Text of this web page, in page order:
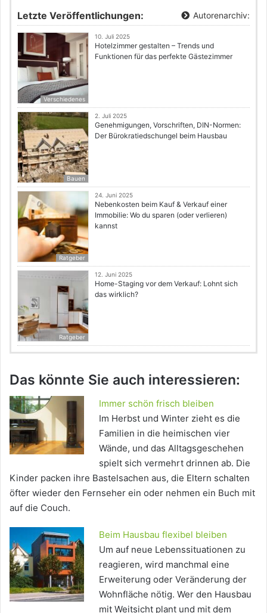
Letzte Veröffentlichungen: Autorenarchiv:
Verschiedenes
10. Juli 2025
Hotelzimmer gestalten – Trends und
Funktionen für das perfekte Gästezimmer
Bauen
2. Juli 2025
Genehmigungen, Vorschriften, DIN-Normen:
Der Bürokratiedschungel beim Hausbau
Ratgeber
24. Juni 2025
Nebenkosten beim Kauf & Verkauf einer
Immobilie: Wo du sparen (oder verlieren)
kannst
Ratgeber
12. Juni 2025
Home-Staging vor dem Verkauf: Lohnt sich
das wirklich?
Das könnte Sie auch interessieren:
Immer schön frisch bleiben
Im Herbst und Winter zieht es die
Familien in die heimischen vier
Wände, und das Alltagsgeschehen
spielt sich vermehrt drinnen ab. Die
Kinder packen ihre Bastelsachen aus, die Eltern schalten
öfter wieder den Fernseher ein oder nehmen ein Buch mit
auf die Couch.
Beim Hausbau flexibel bleiben
Um auf neue Lebenssituationen zu
reagieren, wird manchmal eine
Erweiterung oder Veränderung der
Wohnfläche nötig. Wer den Hausbau
mit Weitsicht plant und mit dem